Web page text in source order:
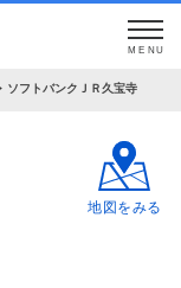
MENU
ソフトバンクＪＲ久宝寺
地図をみる